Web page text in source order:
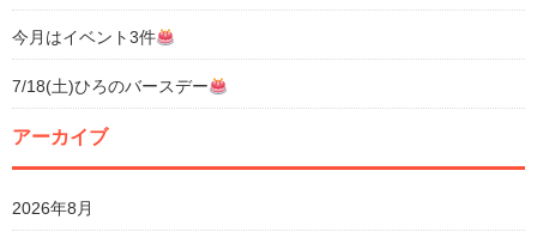
今月はイベント3件
7/18(土)ひろのバースデー
アーカイブ
2026年8月